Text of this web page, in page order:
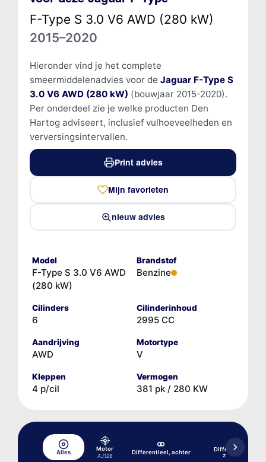
F-Type S 3.0 V6 AWD (280 kW)
2015–2020
Hieronder vind je het complete
smeermiddelenadvies voor de Jaguar F-Type S
3.0 V6 AWD (280 kW) (bouwjaar 2015-2020).
Per onderdeel zie je welke producten Den
Hartog adviseert, inclusief vulhoeveelheden en
verversingsintervallen.
Print advies
Mijn favorieten
nieuw advies
Model
F-Type S 3.0 V6 AWD
(280 kW)
Brandstof
Benzine
Cilinders
6
Cilinderinhoud
2995 CC
Aandrijving
AWD
Motortype
V
Kleppen
4 p/cil
Vermogen
381 pk / 280 KW
Alles
Motor
AJ126
Differentieel, achter
Differentieel,
zelfblokkerend